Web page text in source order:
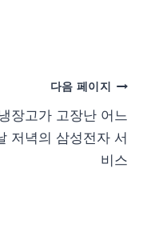
다음 페이지
장고가 고장난 어느
저녁의 삼성전자 서
비스